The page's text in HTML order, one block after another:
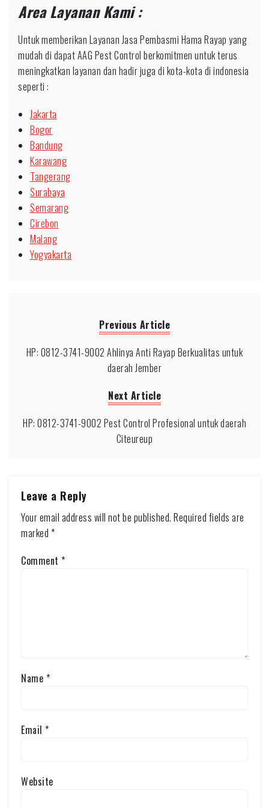
Area Layanan Kami :
Untuk memberikan Layanan Jasa Pembasmi Hama Rayap yang
mudah di dapat AAG Pest Control berkomitmen untuk terus
meningkatkan layanan dan hadir juga di kota-kota di indonesia
seperti :
Jakarta
Bogor
Bandung
Karawang
Tangerang
Surabaya
Semarang
Cirebon
Malang
Yogyakarta
Previous Article
HP: 0812-3741-9002 Ahlinya Anti Rayap Berkualitas untuk
daerah Jember
Next Article
HP: 0812-3741-9002 Pest Control Profesional untuk daerah
Citeureup
Leave a Reply
Your email address will not be published. Required fields are
marked *
Comment *
Name *
Email *
Website